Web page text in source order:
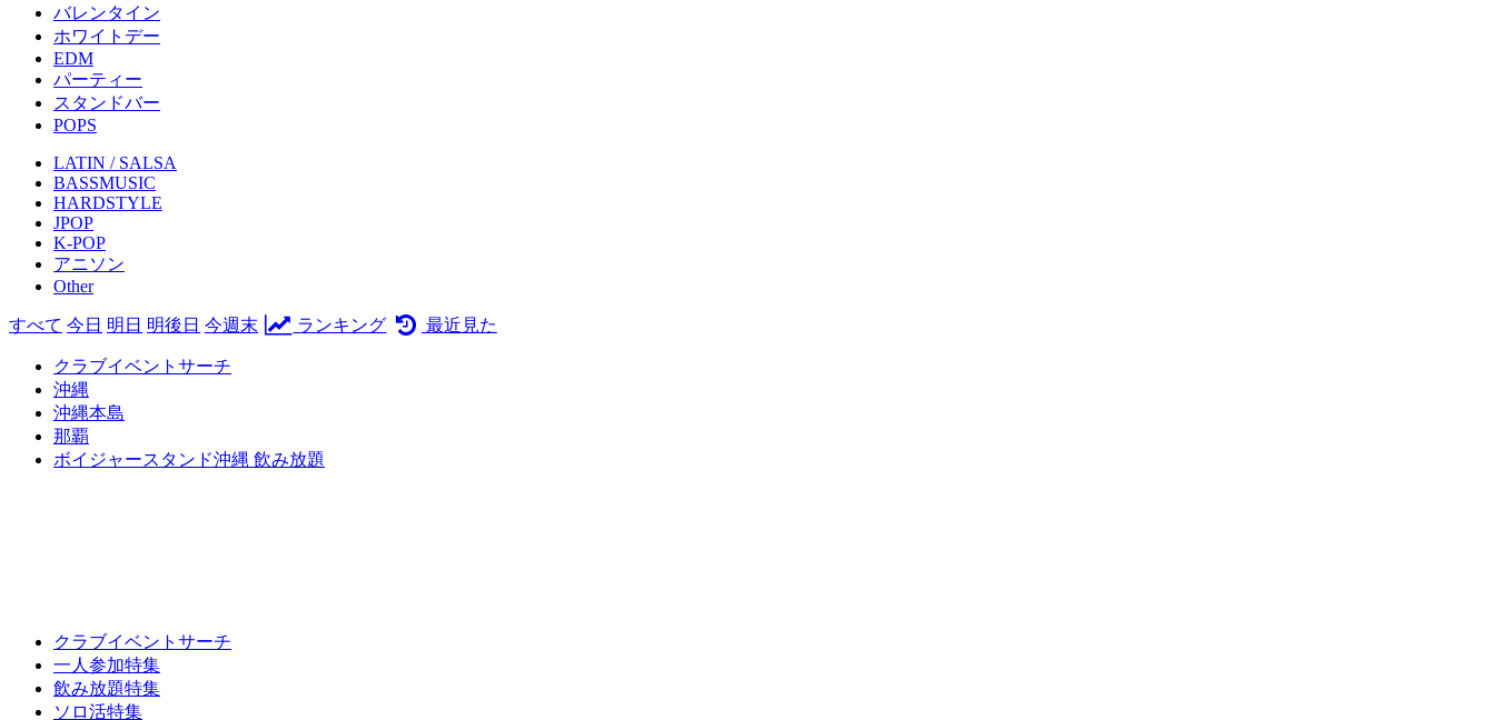
バレンタイン
ホワイトデー
EDM
パーティー
スタンドバー
POPS
LATIN / SALSA
BASSMUSIC
HARDSTYLE
JPOP
K-POP
アニソン
Other
すべて 今日 明日 明後日 今週末 ランキング 最近見た
クラブイベントサーチ
沖縄
沖縄本島
那覇
ボイジャースタンド沖縄 飲み放題
クラブイベントサーチ
一人参加特集
飲み放題特集
ソロ活特集